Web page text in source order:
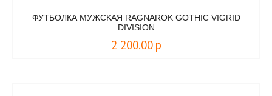
ФУТБОЛКА МУЖСКАЯ RAGNAROK GOTHIC VIGRID
DIVISION
2 200.00 р